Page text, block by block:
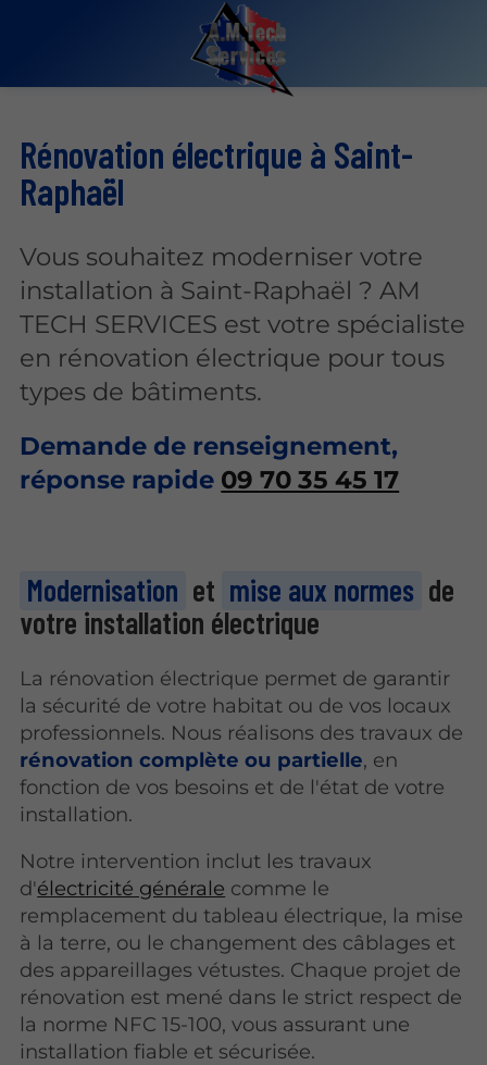
Rénovation électrique à Saint-
Raphaël
Vous souhaitez moderniser votre
installation à Saint-Raphaël ? AM
TECH SERVICES est votre spécialiste
en rénovation électrique pour tous
types de bâtiments.
Demande de renseignement,
réponse rapide 09 70 35 45 17
Modernisation et mise aux normes de
votre installation électrique
La rénovation électrique permet de garantir
la sécurité de votre habitat ou de vos locaux
professionnels. Nous réalisons des travaux de
rénovation complète ou partielle, en
fonction de vos besoins et de l'état de votre
installation.
Notre intervention inclut les travaux
d'électricité générale comme le
remplacement du tableau électrique, la mise
à la terre, ou le changement des câblages et
des appareillages vétustes. Chaque projet de
rénovation est mené dans le strict respect de
la norme NFC 15-100, vous assurant une
installation fiable et sécurisée.